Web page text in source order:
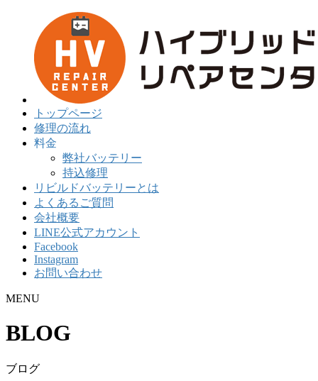
トップページ
修理の流れ
料金
弊社バッテリー
持込修理
リビルドバッテリーとは
よくあるご質問
会社概要
LINE公式アカウント
Facebook
Instagram
お問い合わせ
MENU
BLOG
ブログ